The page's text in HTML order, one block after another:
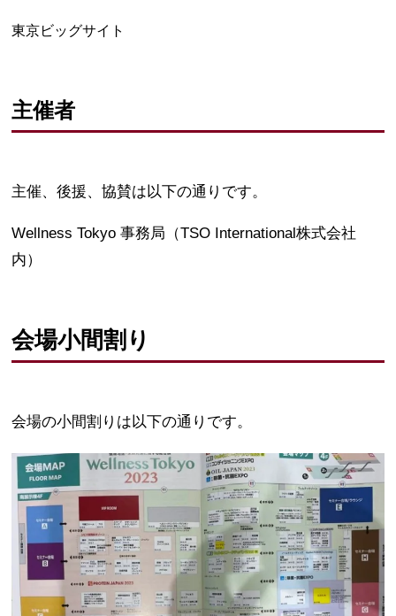
東京ビッグサイト
主催者
主催、後援、協賛は以下の通りです。
Wellness Tokyo 事務局（TSO International株式会社
内）
会場小間割り
会場の小間割りは以下の通りです。